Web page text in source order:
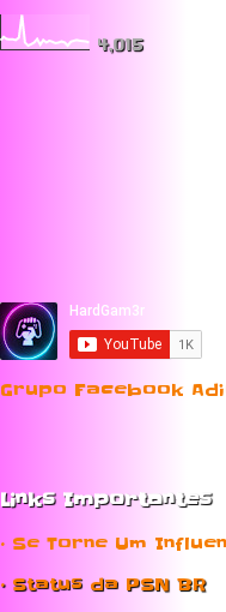
4,015
Grupo Facebook
Links Importantes
• Se Torne Um
• Status da PSN BR